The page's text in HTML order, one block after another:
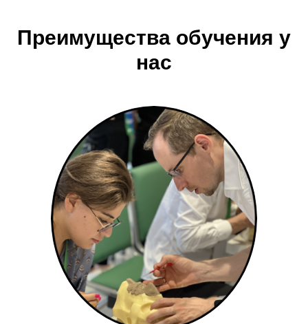
Преимущества обучения у
нас